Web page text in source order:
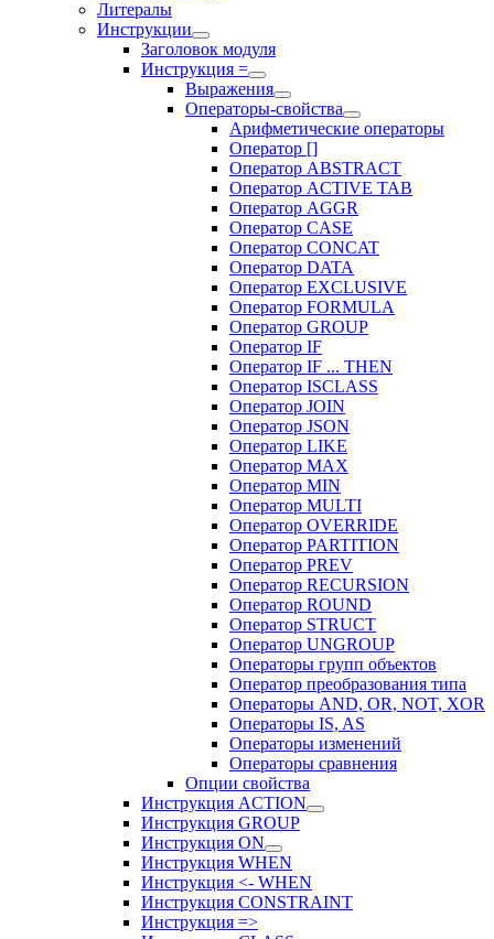
Литералы
Инструкции
Заголовок модуля
Инструкция =
Выражения
Операторы-свойства
Арифметические операторы
Оператор []
Оператор ABSTRACT
Оператор ACTIVE TAB
Оператор AGGR
Оператор CASE
Оператор CONCAT
Оператор DATA
Оператор EXCLUSIVE
Оператор FORMULA
Оператор GROUP
Оператор IF
Оператор IF ... THEN
Оператор ISCLASS
Оператор JOIN
Оператор JSON
Оператор LIKE
Оператор MAX
Оператор MIN
Оператор MULTI
Оператор OVERRIDE
Оператор PARTITION
Оператор PREV
Оператор RECURSION
Оператор ROUND
Оператор STRUCT
Оператор UNGROUP
Операторы групп объектов
Оператор преобразования типа
Операторы AND, OR, NOT, XOR
Операторы IS, AS
Операторы изменений
Операторы сравнения
Опции свойства
Инструкция ACTION
Инструкция GROUP
Инструкция ON
Инструкция WHEN
Инструкция <- WHEN
Инструкция CONSTRAINT
Инструкция =>